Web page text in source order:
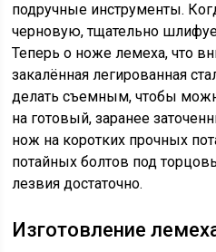
подручные инструменты.
черновую, тщательно
Теперь о ноже лемеха, что
закалённая легированная
делать съемным, чтобы
на готовый, заранее
нож на коротких прочных
потайных болтов под
лезвия достаточно.
Изготовление